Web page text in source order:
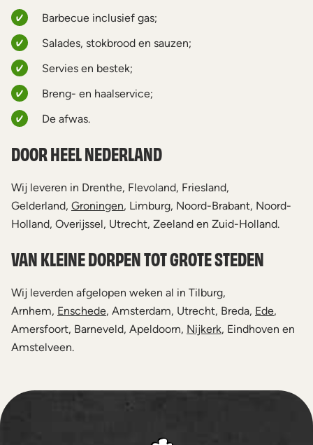
Barbecue inclusief gas;
Salades, stokbrood en sauzen;
Servies en bestek;
Breng- en haalservice;
De afwas.
DOOR HEEL NEDERLAND
Wij leveren in Drenthe, Flevoland, Friesland,
Gelderland, Groningen, Limburg, Noord-Brabant, Noord-
Holland, Overijssel, Utrecht, Zeeland en Zuid-Holland.
VAN KLEINE DORPEN TOT GROTE STEDEN
Wij leverden afgelopen weken al in Tilburg,
Arnhem, Enschede, Amsterdam, Utrecht, Breda, Ede,
Amersfoort, Barneveld, Apeldoorn, Nijkerk, Eindhoven en
Amstelveen.